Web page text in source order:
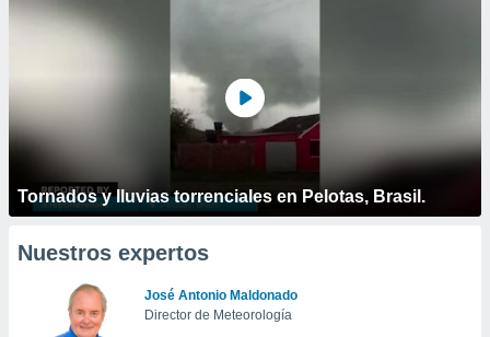
Tornados y lluvias torrenciales en Pelotas, Brasil.
Nuestros expertos
José Antonio Maldonado
Director de Meteorología